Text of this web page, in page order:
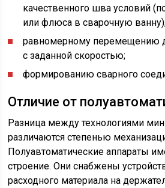
качественного шва условий
или флюса в сварочную
равномерному перемещению
с заданной скоростью;
формированию сварного
Отличие от
Разница между технологиями
различаются степенью
Полуавтоматические аппараты
строение. Они снабжены
расходного материала на